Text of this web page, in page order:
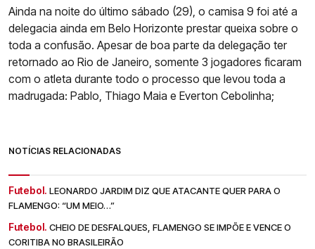
Ainda na noite do último sábado (29), o camisa 9 foi até a
delegacia ainda em Belo Horizonte prestar queixa sobre o
toda a confusão. Apesar de boa parte da delegação ter
retornado ao Rio de Janeiro, somente 3 jogadores ficaram
com o atleta durante todo o processo que levou toda a
madrugada: Pablo, Thiago Maia e Everton Cebolinha;
NOTÍCIAS RELACIONADAS
Futebol. LEONARDO JARDIM DIZ QUE ATACANTE QUER PARA O
FLAMENGO: “UM MEIO…”
Futebol. CHEIO DE DESFALQUES, FLAMENGO SE IMPÕE E VENCE O
CORITIBA NO BRASILEIRÃO